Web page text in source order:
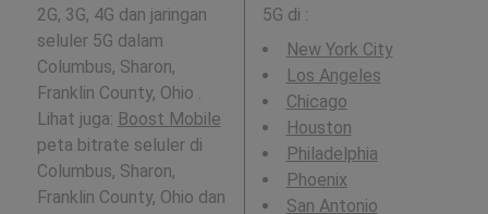
2G, 3G, 4G dan jaringan
seluler 5G dalam
Columbus, Sharon,
Franklin County, Ohio .
Lihat juga: Boost Mobile
peta bitrate seluler di
Columbus, Sharon,
Franklin County, Ohio dan
5G di :
New York City
Los Angeles
Chicago
Houston
Philadelphia
Phoenix
San Antonio